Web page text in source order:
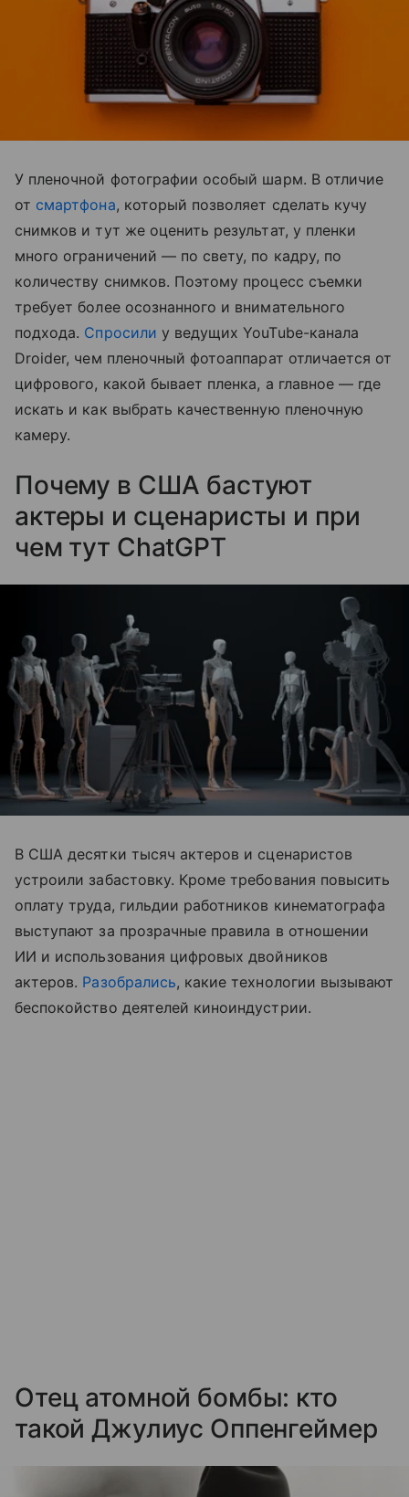
У пленочной фотографии особый шарм. В отличие
от смартфона, который позволяет сделать кучу
снимков и тут же оценить результат, у пленки
много ограничений — по свету, по кадру, по
количеству снимков. Поэтому процесс съемки
требует более осознанного и внимательного
подхода. Спросили у ведущих YouTube-канала
Droider, чем пленочный фотоаппарат отличается от
цифрового, какой бывает пленка, а главное — где
искать и как выбрать качественную пленочную
камеру.
Почему в США бастуют
актеры и сценаристы и при
чем тут ChatGPT
В США десятки тысяч актеров и сценаристов
устроили забастовку. Кроме требования повысить
оплату труда, гильдии работников кинематографа
выступают за прозрачные правила в отношении
ИИ и использования цифровых двойников
актеров. Разобрались, какие технологии вызывают
беспокойство деятелей киноиндустрии.
Отец атомной бомбы: кто
такой Джулиус Оппенгеймер